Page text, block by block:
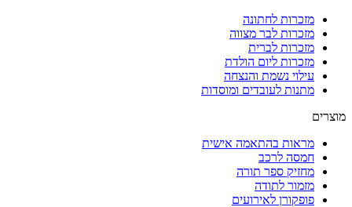
מזכרות לחתונה
מזכרות לבר מצווה
מזכרות לברית
מזכרות ליום הולדת
עילוי נשמת והנצחה
מתנות לעובדים ומוסדות
מוצרים
מראות בהתאמה אישית
חמסה לרכב
מחזיק ספר תורה
מזמור לתודה
פופקורן לאירועים